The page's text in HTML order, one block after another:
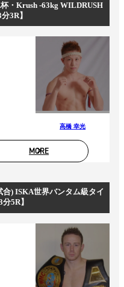
・Krush -63kg WILDRUSH
3R】
高橋 幸光
MORE
) ISKA世界バンタム級タイ
5R】